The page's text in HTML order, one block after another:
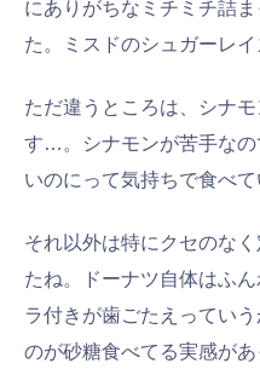
にありがちなミチミチ詰
た。ミスドのシュガーレイ
ただ違うところは、シナ
す…。シナモンが苦手なの
いのにって気持ちで食べて
それ以外は特にクセのな
たね。ドーナツ自体はふ
ラ付きが歯ごたえってい
のが砂糖食べてる実感が